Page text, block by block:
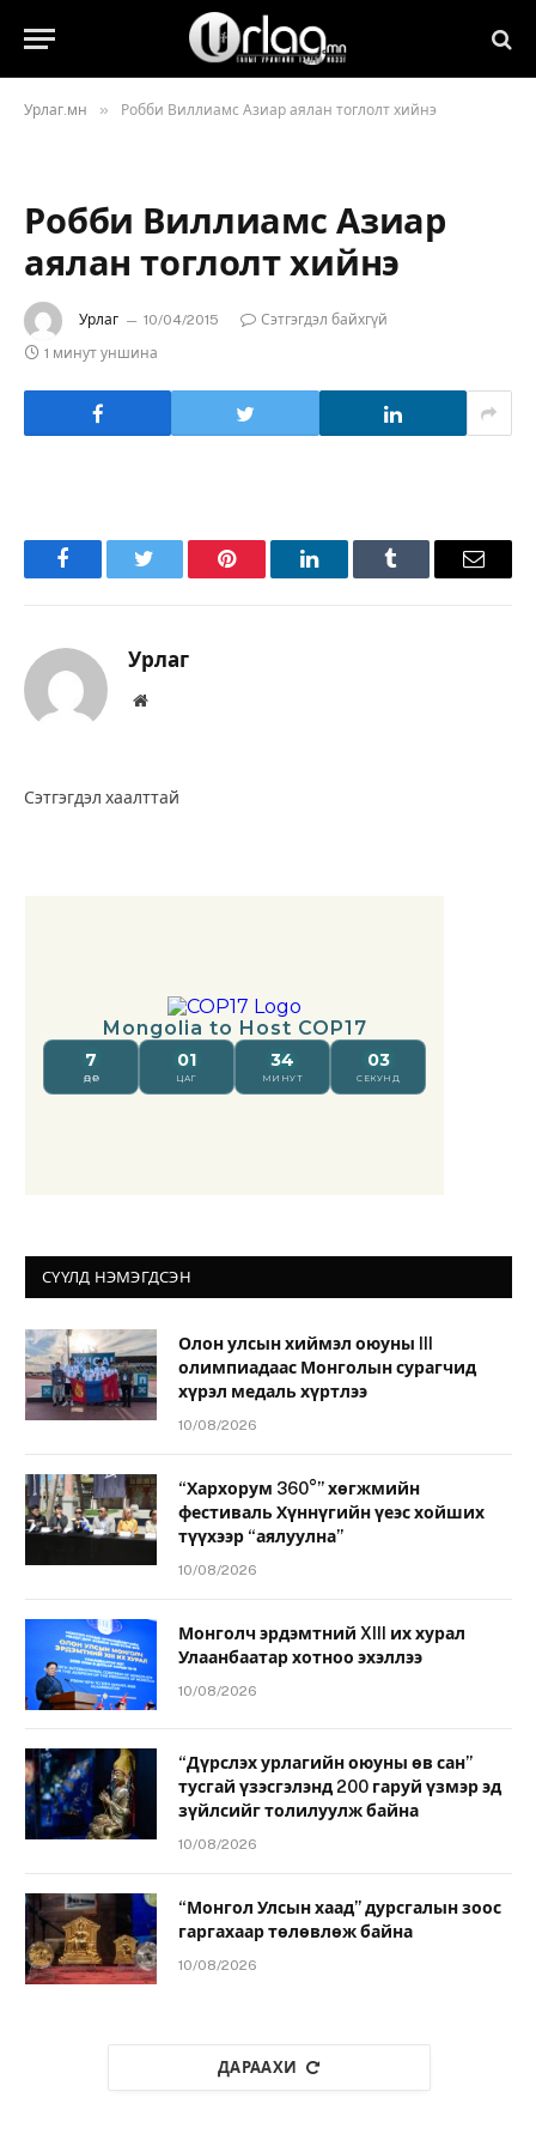
Урлаг.мн » Робби Виллиамс Азиар аялан тоглолт хийнэ
Робби Виллиамс Азиар
аялан тоглолт хийнэ
Урлаг 10/04/2015
Сэтгэгдэл байхгүй
1 минут уншина
FacebookTwitter Pinterest LinkedInTumblr Имэйл
Урлаг
Вэбсайт
Сэтгэгдэл хаалттай
СҮҮЛД НЭМЭГДСЭН
Олон улсын хиймэл оюуны III
олимпиадаас Монголын сурагчид
хүрэл медаль хүртлээ
10/08/2026
“Хархорум 360°” хөгжмийн
фестиваль Хүннүгийн үеэс хойших
түүхээр “аялуулна”
10/08/2026
Монголч эрдэмтний XIII их хурал
Улаанбаатар хотноо эхэллээ
10/08/2026
“Дүрслэх урлагийн оюуны өв сан”
тусгай үзэсгэлэнд 200 гаруй үзмэр эд
зүйлсийг толилуулж байна
10/08/2026
“Монгол Улсын хаад” дурсгалын зоос
гаргахаар төлөвлөж байна
10/08/2026
ДАРААХИ